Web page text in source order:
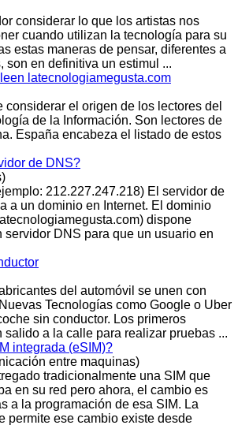
considerar lo que los artistas nos
cuando utilizan la tecnología para su
estas maneras de pensar, diferentes a
son en definitiva un estimul ...
latecnologiamegusta.com
considerar el origen de los lectores del
de la Información. Son lectores de
España encabeza el listado de estos
de DNS?
212.227.247.218) El servidor de
a un dominio en Internet. El dominio
tecnologiamegusta.com) dispone
servidor DNS para que un usuario en
del automóvil se unen con
Tecnologías como Google o Uber
sin conductor. Los primeros
salido a la calle para realizar pruebas ...
integrada (eSIM)?
entre maquinas)
tradicionalmente una SIM que
en su red pero ahora, el cambio es
a la programación de esa SIM. La
permite ese cambio existe desde